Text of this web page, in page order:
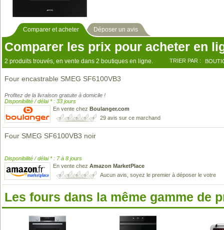
Comparer et acheter Déposer un avis
Comparer les prix pour acheter en
2 produits trouvés, en vente dans 2 boutiques en ligne. TRIER PAR :
Four encastrable SMEG SF6100VB3
Profitez de la livraison gratuite à domicile !
Disponibilité / délai * : 33 jours
En vente chez Boulanger.com
29 avis sur ce marchand
Four SMEG SF6100VB3 noir
Disponibilité / délai * : 7 à 8 jours
En vente chez Amazon MarketPlace
Aucun avis, soyez le premier à déposer le votre
Les fours dans la même gamme de